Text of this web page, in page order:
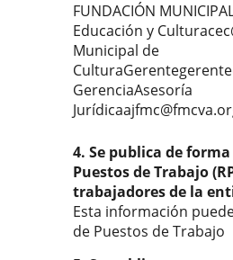
FUNDACIÓN
Educación y
Municipal de
GerenciaAsesoría
4. Se publica de
Puestos de Trabajo
trabajadores de la
Esta información
de Puestos de Trabajo